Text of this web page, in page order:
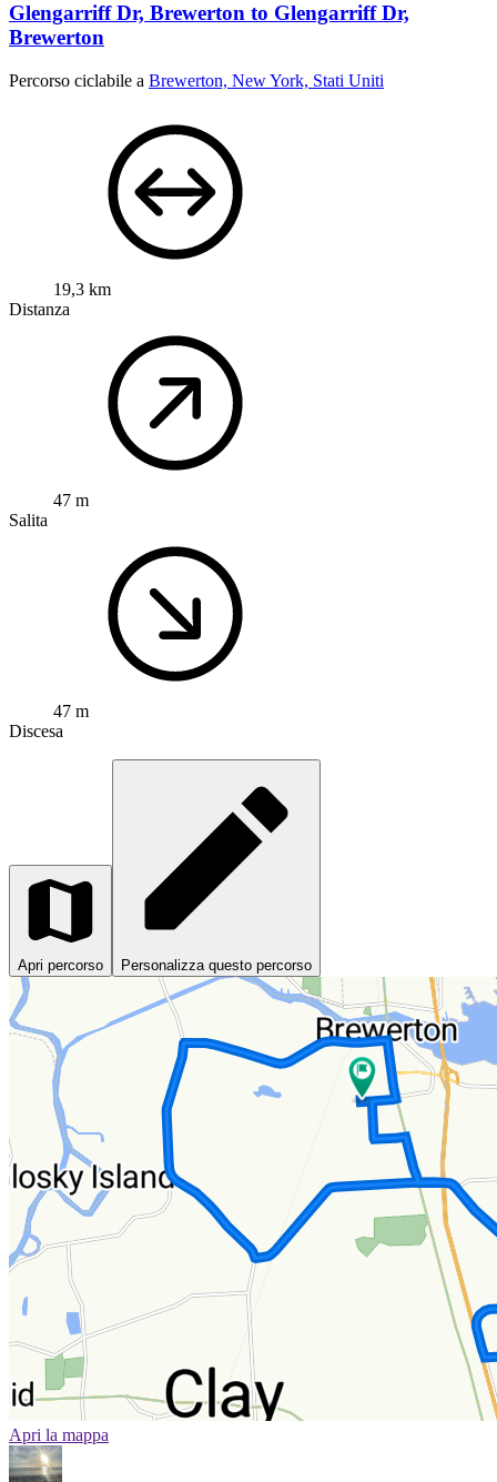
Glengarriff Dr, Brewerton to Glengarriff Dr,
Brewerton
Percorso ciclabile a Brewerton, New York, Stati Uniti
19,3 km
Distanza
47 m
Salita
47 m
Discesa
Apri percorso Personalizza questo percorso
Apri la mappa